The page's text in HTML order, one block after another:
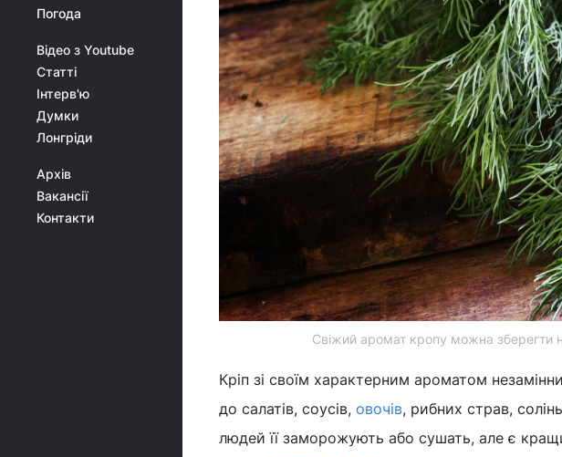
Погода
Відео з Youtube
Статті
Інтерв'ю
Думки
Лонгріди
Архів
Вакансії
Контакти
Свіжий аромат кропу можна зберегти
Кріп зі своїм характерним ароматом
до салатів, соусів, овочів, рибних страв,
людей її заморожують або сушать, але є